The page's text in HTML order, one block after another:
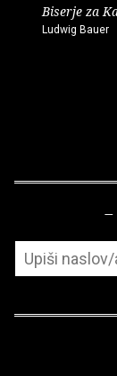
Biserje za
Ludwig Bauer
–